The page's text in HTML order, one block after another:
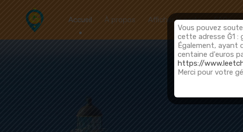
Accueil À propos Afficher la carte FAQs
Vous pouvez
cette adresse Ğ1 :
Également, ayant
centaine d'euros
https://
Merci pour votre